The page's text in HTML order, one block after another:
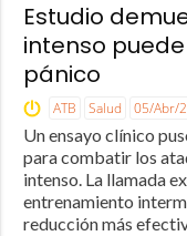
Estudio
intenso
pánico
ATB Salud 05/Abr/
Un ensayo clínico
para combatir los
intenso. La llamada
entrenamiento
reducción más